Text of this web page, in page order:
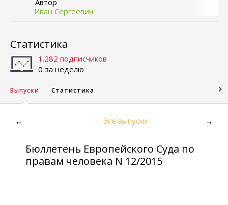
Автор
Иван Сергеевич
Статистика
1.282 подписчиков
0 за неделю
Выпуски Статистика
← Все выпуски →
Бюллетень Европейского Суда по
правам человека N 12/2015